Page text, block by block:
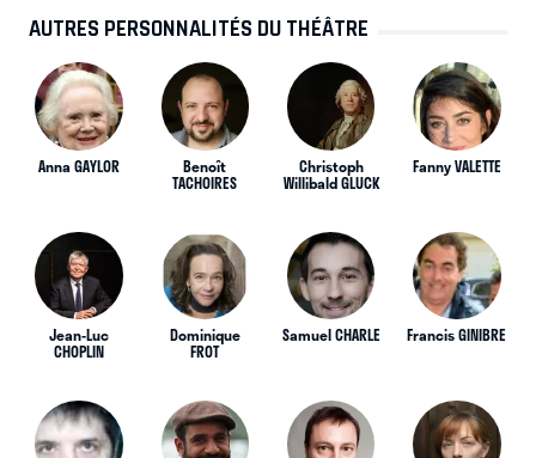
AUTRES PERSONNALITÉS DU THÉÂTRE
Anna GAYLOR Benoît
TACHOIRES
Christoph
Willibald GLUCK
Fanny VALETTE
Jean-Luc
CHOPLIN
Dominique
FROT
Samuel CHARLE Francis GINIBRE